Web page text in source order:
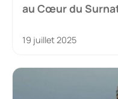
au Cœur du
19 juillet 2025